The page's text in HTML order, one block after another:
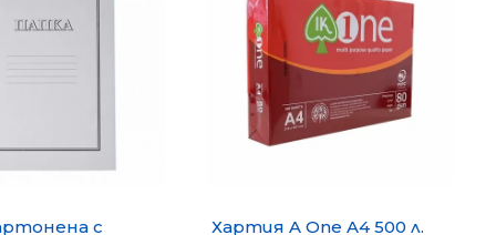
с
Хартия A One A4 500 л.